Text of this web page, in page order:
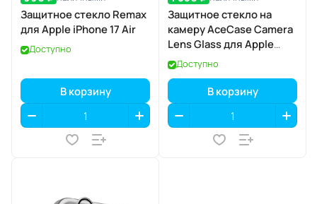
Защитное стекло Remax
для Apple iPhone 17 Air
Доступно
В корзину
Защитное стекло на
камеру AceCase Camera
Lens Glass для Apple
iPhone 17
Доступно
В корзину